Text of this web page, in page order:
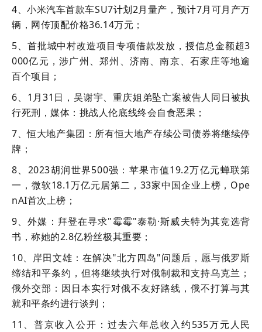
4、小米汽车首款车SU7计划2月量产，预计7月可月产万
辆，网传顶配价格36.14万元；
5、首批城中村改造项目专项借款发放，授信总金额超3
000亿元，涉广州、郑州、济南、南京、石家庄等地逾
百个项目；
6、1月31日，吴谢宇、重庆姐弟坠亡案被告人同日被执
行死刑，媒体：挑战人伦底线终会自食恶果；
7、恒大地产集团：所有恒大地产存续公司债券将继续停
牌；
8、2023胡润世界500强：苹果市值19.2万亿元蝉联第
一，微软18.1万亿元居第二，33家中国企业上榜，Ope
nAI首次上榜；
9、外媒：拜登在寻求"霉霉"泰勒·斯威夫特为其竞选背
书，称她的2.8亿粉丝极其重要；
10、岸田文雄：在解决"北方四岛"问题后，愿与俄罗斯
缔结和平条约，但将继续执行对俄制裁和支持乌克兰；
俄外交部：因日本实行对俄不友好路线，俄不打算与其
就和平条约进行谈判；
11、普京收入公开：过去六年总收入约535万元人民